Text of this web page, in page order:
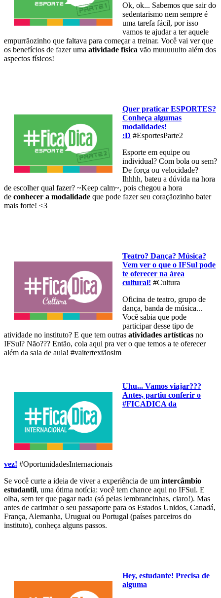
Ok, ok... Sabemos que sair do
sedentarismo nem sempre é
uma tarefa fácil, por isso
vamos te ajudar a ter aquele
empurrãozinho que faltava para começar a treinar. Você vai ver que
os benefícios de fazer uma atividade física vão muuuuuito além dos
aspectos físicos!
Quer praticar ESPORTES?
Conheça algumas
modalidades!
:D #EsportesParte2
Esporte em equipe ou
individual? Com bola ou sem?
De força ou velocidade?
Ihhhh, bateu a dúvida na hora
de escolher qual fazer? ~Keep calm~, pois chegou a hora
de conhecer a modalidade que pode fazer seu coraçãozinho bater
mais forte! <3
Teatro? Dança? Música?
Vem ver o que o IFSul pode
te oferecer na área
cultural! #Cultura
Oficina de teatro, grupo de
dança, banda de música...
Você sabia que pode
participar desse tipo de
atividade no instituto? E que tem outras atividades artísticas no
IFSul? Não??? Então, cola aqui pra ver o que temos a te oferecer
além da sala de aula! #vaitertextãosim
Uhu... Vamos viajar???
Antes, partiu conferir o
#FICADICA da
vez! #OportunidadesInternacionais
Se você curte a ideia de viver a experiência de um intercâmbio
estudantil, uma ótima notícia: você tem chance aqui no IFSul. E
olha, sem ter que pagar nada (só pelas lembrancinhas, claro!). Mas
antes de carimbar o seu passaporte para os Estados Unidos, Canadá,
França, Alemanha, Uruguai ou Portugal (países parceiros do
instituto), conheça alguns passos.
Hey, estudante! Precisa de
alguma